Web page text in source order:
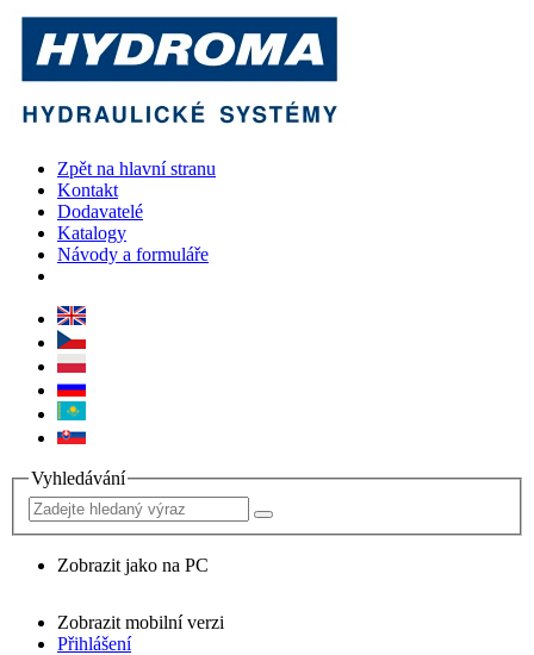
Zpět na hlavní stranu
Kontakt
Dodavatelé
Katalogy
Návody a formuláře
Vyhledávání
Zobrazit jako na PC
Zobrazit mobilní verzi
Přihlášení